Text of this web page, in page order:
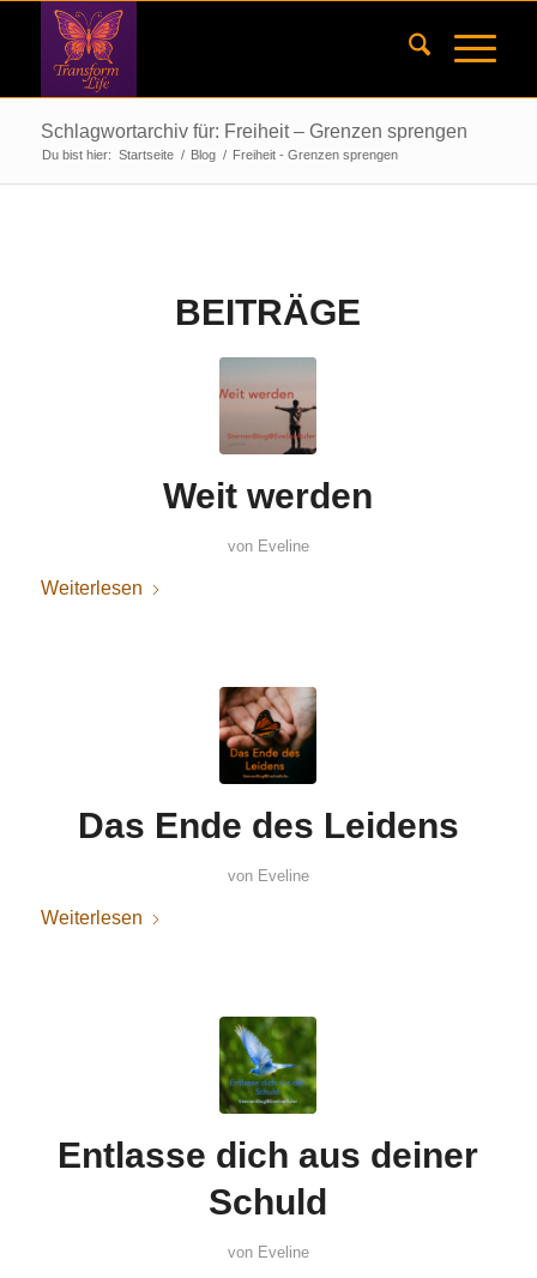
Schlagwortarchiv für: Freiheit – Grenzen sprengen
Du bist hier: Startseite / Blog / Freiheit - Grenzen sprengen
BEITRÄGE
Weit werden
von Eveline
Weiterlesen
Das Ende des Leidens
von Eveline
Weiterlesen
Entlasse dich aus deiner
Schuld
von Eveline